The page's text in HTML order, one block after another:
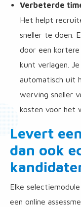
Verbeterde
Het helpt
sneller te doen.
door een
kunt verlagen.
automatisch uit
werving sneller
kosten voor het
Levert
dan ook
Elke
een online